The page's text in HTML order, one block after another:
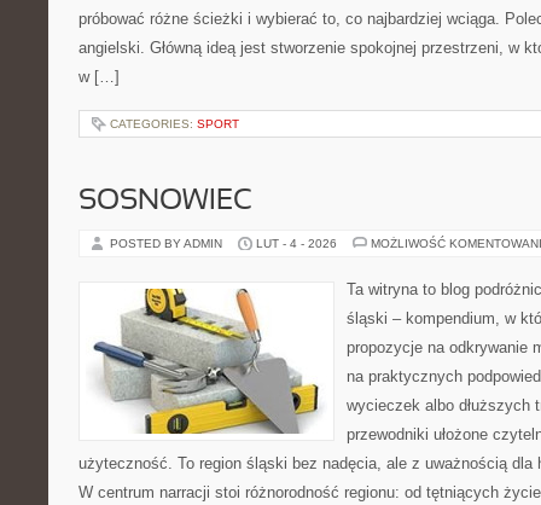
próbować różne ścieżki i wybierać to, co najbardziej wciąga.
angielski. Główną ideą jest stworzenie spokojnej przestrzeni, w
w […]
CATEGORIES: SPORT
SOSNOWIEC
POSTED BY ADMIN LUT - 4 - 2026 MOŻLIWOŚĆ
Ta witryna to blog
śląski – kompendium, w
propozycje na odkrywanie
na praktycznych
wycieczek albo dłuższych
przewodniki ułożone
użyteczność. To region śląski bez nadęcia, ale z uważnością dla
W centrum narracji stoi różnorodność regionu: od tętniących